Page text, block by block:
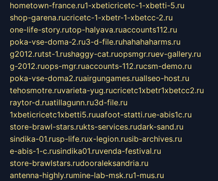
hometown-france.ru1-xbeticricetc-1-xbetti-5.ru
shop-garena.rucricetc-1-xbetr-1-xbetcc-2.ru
one-life-story.rutop-halyava.ruaccounts112.ru
poka-vse-doma-2.ru3-d-file.ruhahahaharms.ru
g2012.rutst-1.rushaggy-cat.ruopsmgr.ruev-gallery.ru
g-2012.ruops-mgr.ruaccounts-112.rucsm-demo.ru
poka-vse-doma2.ruairgungames.ruallseo-host.ru
tehosmotre.ruvarieta-yug.rucricetc1xbetr1xbetcc2.ru
raytor-d.ruatillagunn.ru3d-file.ru
1xbeticricetc1xbetti5.ruuafoot-statti.rue-abis1c.ru
store-brawl-stars.rukts-services.rudark-sand.ru
sindika-01.rusp-life.rux-legion.rusib-archives.ru
e-abis-1-c.rusindika01.ruvenda-festival.ru
store-brawlstars.rudooraleksandria.ru
antenna-highly.rumine-lab-msk.ru1-mus.ru